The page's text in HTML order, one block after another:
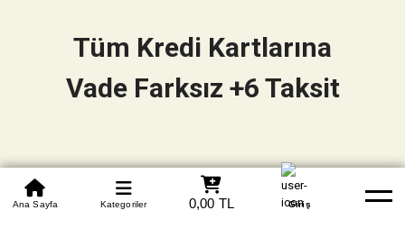
0850 305 09 70
Beden Tablosu Banka Hesapları Whatsapp Yardım
Ana Sayfa Kategoriler 0,00 TL Giriş
Tüm Kredi Kartlarına
Vade Farksız +6 Taksit